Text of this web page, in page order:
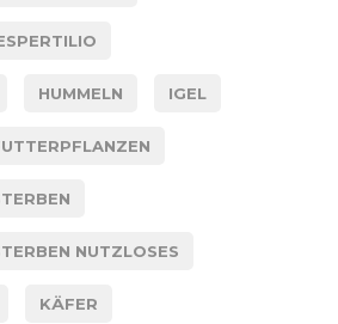
HUMMELN IGEL
NUTZLOSES
KÄFER